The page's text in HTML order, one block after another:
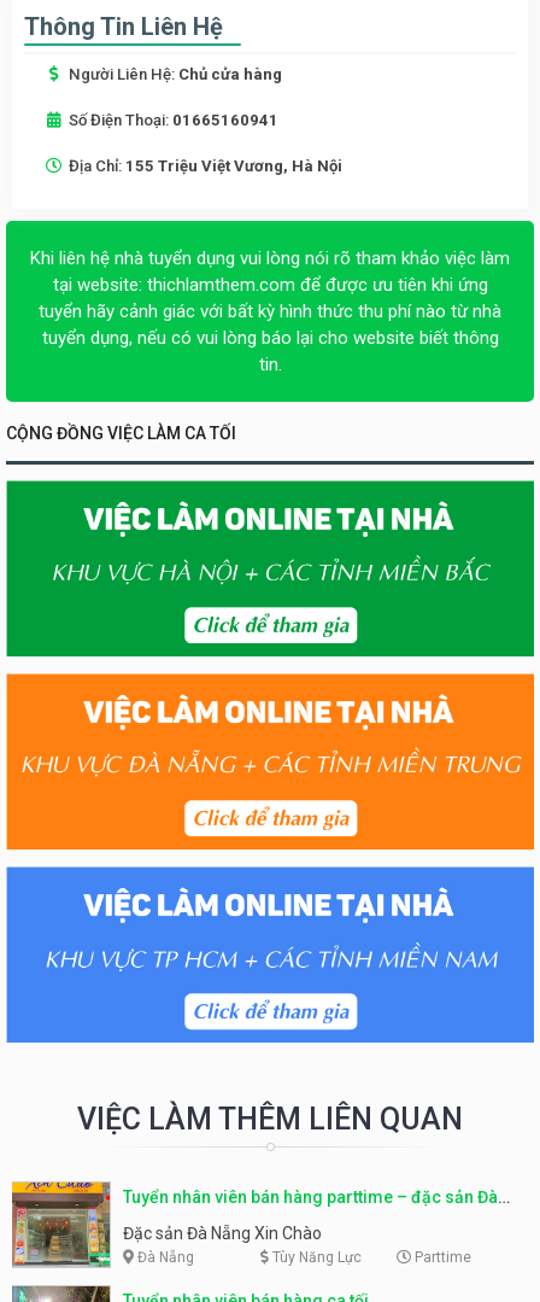
Thông Tin Liên Hệ
Người Liên Hệ: Chủ cửa hàng
Số Điện Thoại: 01665160941
Địa Chỉ: 155 Triệu Việt Vương, Hà Nội
Khi liên hệ nhà tuyển dụng vui lòng nói rõ tham khảo việc làm
tại website: thichlamthem.com để được ưu tiên khi ứng
tuyển hãy cảnh giác với bất kỳ hình thức thu phí nào từ nhà
tuyển dụng, nếu có vui lòng báo lại cho website biết thông
tin.
CỘNG ĐỒNG VIỆC LÀM CA TỐI
VIỆC LÀM THÊM LIÊN QUAN
Tuyển nhân viên bán hàng parttime – đặc sản Đà
Nẵng
Đặc sản Đà Nẵng Xin Chào
Đà Nẵng Tùy Năng Lực Parttime